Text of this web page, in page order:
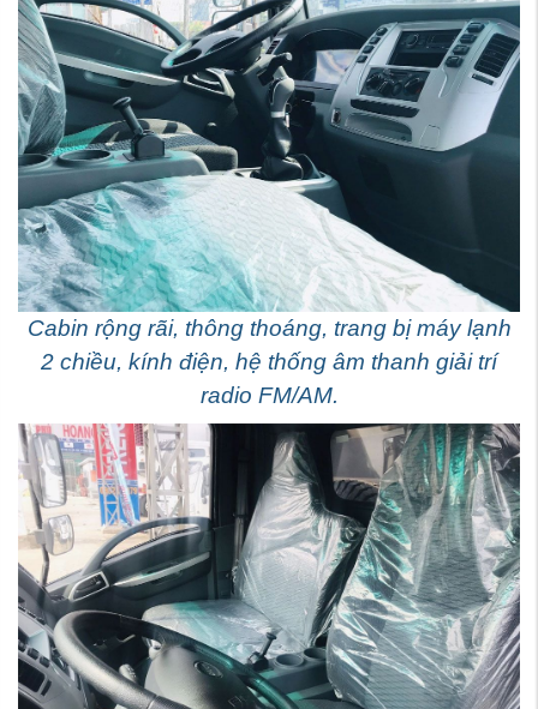
Cabin rộng rãi, thông thoáng, trang bị máy lạnh
2 chiều, kính điện, hệ thống âm thanh giải trí
radio FM/AM.